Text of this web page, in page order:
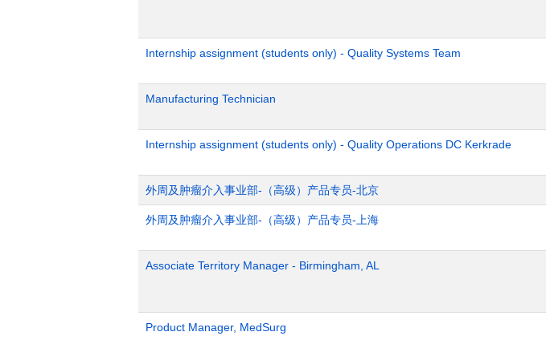
Internship assignment (students only) - Quality Systems Team
Manufacturing Technician
Internship assignment (students only) - Quality Operations DC Kerkrade
外周及肿瘤介入事业部-（高级）产品专员-北京
外周及肿瘤介入事业部-（高级）产品专员-上海
Associate Territory Manager - Birmingham, AL
Product Manager, MedSurg